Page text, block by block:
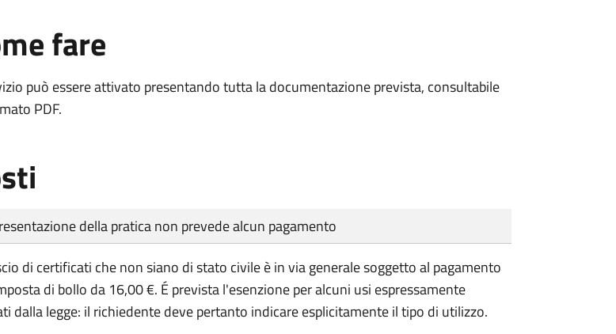
fare
può essere attivato presentando tutta la documentazione prevista, consultabile
PDF.
pagamentodella pratica non prevede alcun pagamento
di certificati che non siano di stato civile è in via generale soggetto al pagamento
di bollo da 16,00 €. É prevista l'esenzione per alcuni usi espressamente
dalla legge: il richiedente deve pertanto indicare esplicitamente il tipo di utilizzo.